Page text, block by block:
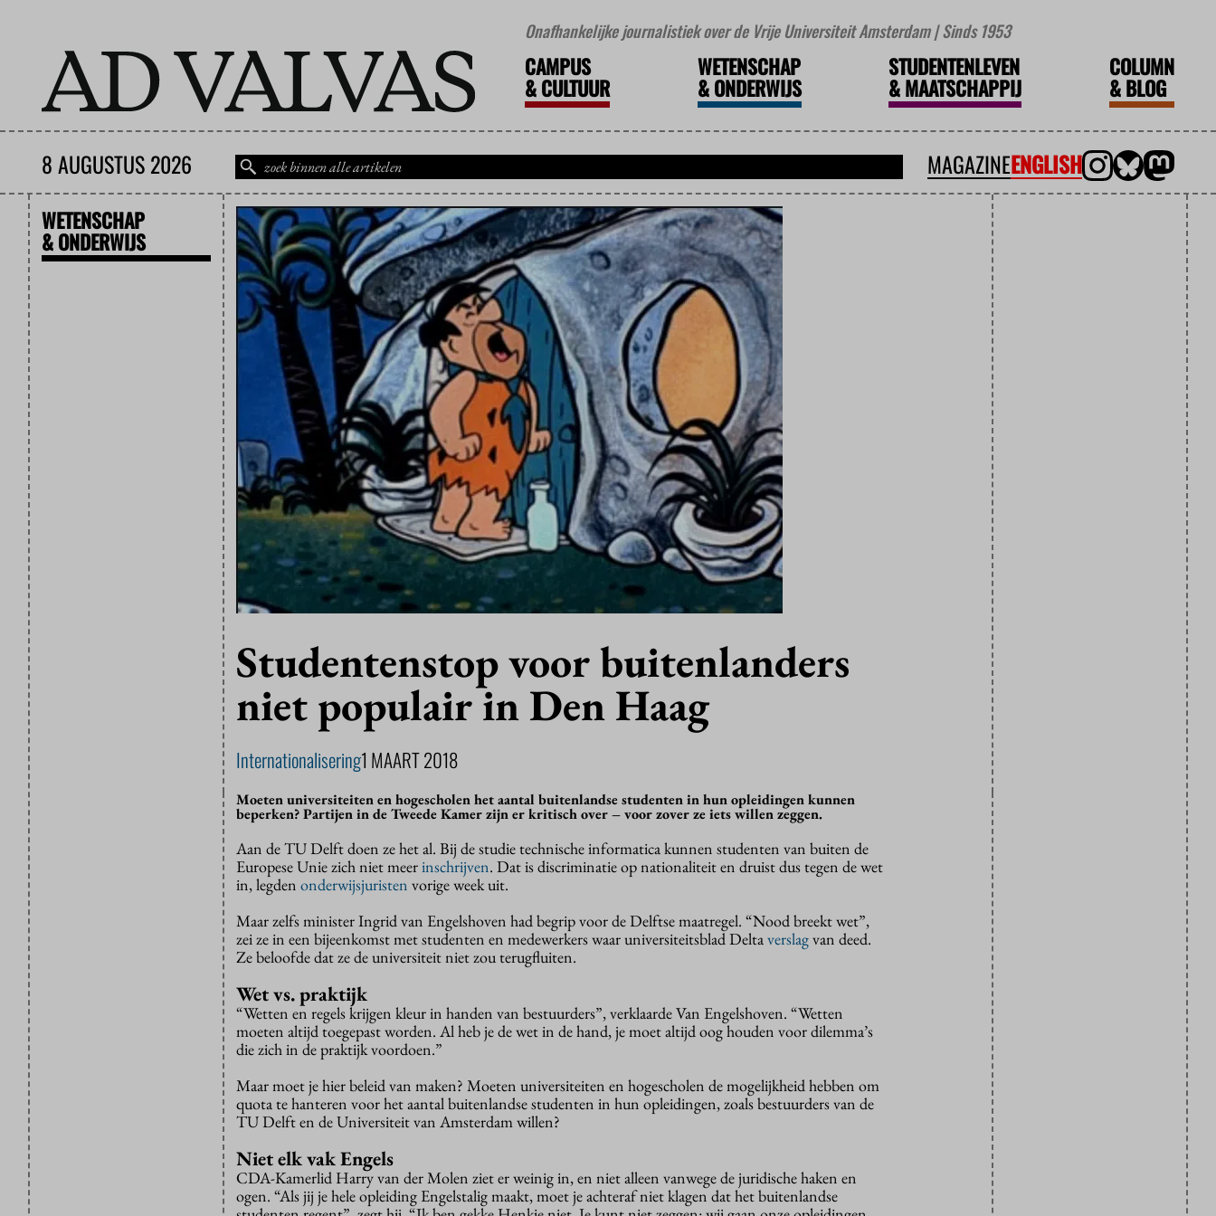
Onafhankelijke journalistiek over de Vrije Universiteit Amsterdam | Sinds 1953
CAMPUS
&CULTUUR
WETENSCHAP
&ONDERWIJS
STUDENTENLEVEN
&MAATSCHAPPIJ
COLUMN
&BLOG
8 AUGUSTUS 2026 MAGAZINEENGLISH
WETENSCHAP
& ONDERWIJS
Studentenstop voor buitenlanders
niet populair in Den Haag
Internationalisering1 MAART 2018
Moeten universiteiten en hogescholen het aantal buitenlandse studenten in hun opleidingen kunnen
beperken? Partijen in de Tweede Kamer zijn er kritisch over – voor zover ze iets willen zeggen.
Aan de TU Delft doen ze het al. Bij de studie technische informatica kunnen studenten van buiten de
Europese Unie zich niet meerinschrijven. Dat is discriminatie op nationaliteit en druist dus tegen de wet
in, legden onderwijsjuristen vorige week uit.
Maar zelfs minister Ingrid van Engelshoven had begrip voor de Delftse maatregel. “Nood breekt wet”,
zei ze in een bijeenkomst met studenten en medewerkers waar universiteitsblad Deltaverslagvan deed.
Ze beloofde dat ze de universiteit niet zou terugfluiten.
Wet vs. praktijk
“Wetten en regels krijgen kleur in handen van bestuurders”, verklaarde Van Engelshoven. “Wetten
moeten altijd toegepast worden. Al heb je de wet in de hand, je moet altijd oog houden voor dilemma’s
die zich in de praktijk voordoen.”
Maar moet je hier beleid van maken? Moeten universiteiten en hogescholen de mogelijkheid hebben om
quota te hanteren voor het aantal buitenlandse studenten in hun opleidingen, zoals bestuurders van de
TU Delft en de Universiteit van Amsterdam willen?
Niet elk vak Engels
CDA-Kamerlid Harry van der Molen ziet er weinig in, en niet alleen vanwege de juridische haken en
ogen. “Als jij je hele opleiding Engelstalig maakt, moet je achteraf niet klagen dat het buitenlandse